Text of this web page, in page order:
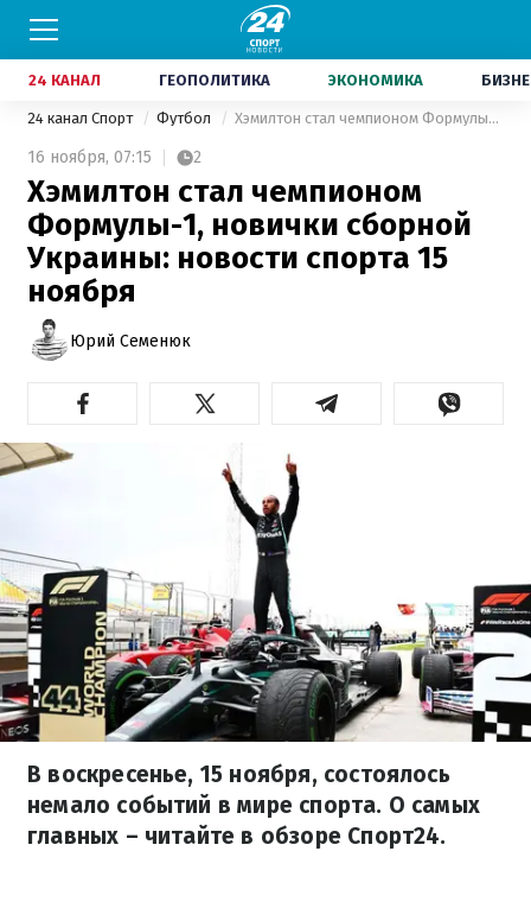
24 КАНАЛ ГЕОПОЛИТИКА ЭКОНОМИКА
24 канал Спорт Футбол Хэмилтон стал чемпионом Формулы-1, новички сборной Украины: новости спорта 15 ноября
16 ноября, 07:15 2
Хэмилтон стал чемпионом
Формулы-1, новички сборной
Украины: новости спорта 15
ноября
Юрий Семенюк
В воскресенье, 15 ноября, состоялось
немало событий в мире спорта. О самых
главных – читайте в обзоре Спорт24.